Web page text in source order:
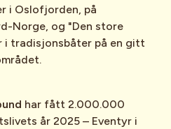
i Oslofjorden, på
Norge, og "Den store
i tradisjonsbåter på en gitt
har fått 2.000.000
år 2025 – Eventyr i